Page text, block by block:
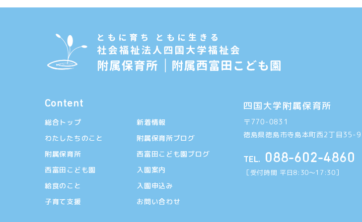
Content
総合トップ
わたしたちのこと
附属保育所
西富田こども園
給食のこと
子育て支援
新着情報
附属保育所ブログ
西富田こども園ブログ
入園案内
入園申込み
お問い合わせ
四国大学附属保育所
〒770-0831
徳島県徳島市寺島本町西2丁目35-9
TEL. 088-602-4860
［受付時間 平日8:30〜17:30］